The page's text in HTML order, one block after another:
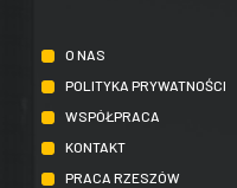
O NAS
POLITYKA PRYWATNOŚCI
WSPÓŁPRACA
KONTAKT
PRACA RZESZÓW